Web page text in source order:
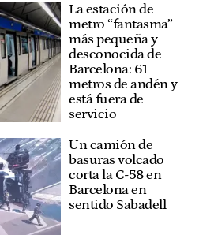
La estación de
metro “fantasma”
más pequeña y
desconocida de
Barcelona: 61
metros de andén y
está fuera de
servicio
Un camión de
basuras volcado
corta la C-58 en
Barcelona en
sentido Sabadell